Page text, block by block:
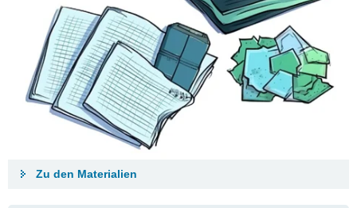
Zu den Materialien